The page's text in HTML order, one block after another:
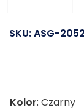
SKU:ASG-
Kolor: Czarny